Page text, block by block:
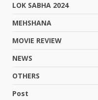
LOK SABHA 2024
MEHSHANA
MOVIE REVIEW
NEWS
OTHERS
Post